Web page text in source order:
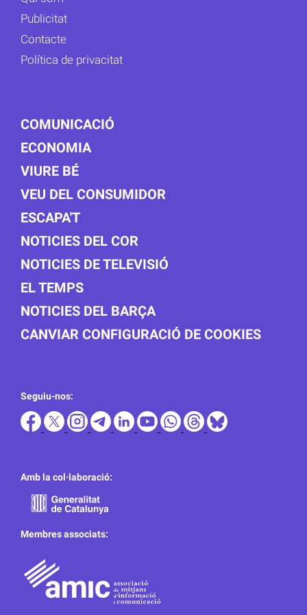
Publicitat
Contacte
Política de privacitat
COMUNICACIÓ
ECONOMIA
VIURE BÉ
VEU DEL CONSUMIDOR
ESCAPA'T
NOTICIES DEL COR
NOTICIES DE TELEVISIÓ
EL TEMPS
NOTICIES DEL BARÇA
CANVIAR CONFIGURACIÓ DE COOKIES
Seguiu-nos:
Amb la col·laboració:
Membres associats: